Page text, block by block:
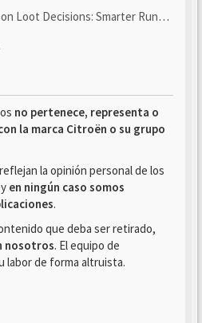
Decisions: Smarter Runs With U4N
no pertenece, representa o
la marca Citroën o su grupo
la opinión personal de los
en ningún caso somos
.
que deba ser retirado,
nosotros. El equipo de
labor de forma altruista.